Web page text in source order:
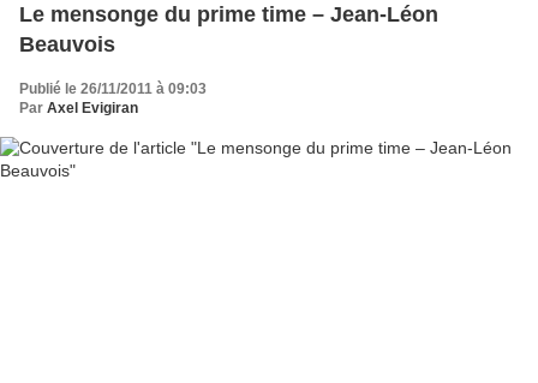
Le mensonge du prime time – Jean-Léon
Beauvois
Publié le 26/11/2011 à 09:03
Par Axel Evigiran